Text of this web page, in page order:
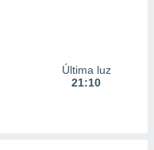
Última luz
21:10